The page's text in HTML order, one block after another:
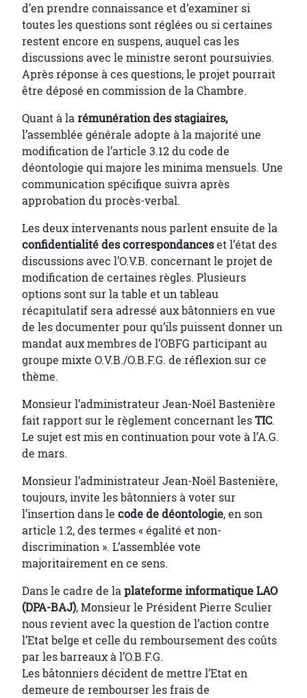
d’en prendre connaissance et d’examiner si
toutes les questions sont réglées ou si certaines
restent encore en suspens, auquel cas les
discussions avec le ministre seront poursuivies.
Après réponse à ces questions, le projet pourrait
être déposé en commission de la Chambre.
Quant à larémunération des stagiaires,
l’assemblée générale adopte à la majorité une
modification de l’article 3.12 du code de
déontologie qui majore les minima mensuels. Une
communication spécifique suivra après
approbation du procès-verbal.
Les deux intervenants nous parlent ensuite de la
confidentialité des correspondanceset l’état des
discussions avec l’O.V.B. concernant le projet de
modification de certaines règles. Plusieurs
options sont sur la table et un tableau
récapitulatif sera adressé aux bâtonniers en vue
de les documenter pour qu’ils puissent donner un
mandat aux membres de l’OBFG participant au
groupe mixte O.V.B./O.B.F.G. de réflexion sur ce
thème.
Monsieur l’administrateur Jean-Noël Bastenière
fait rapport sur le règlement concernant lesTIC.
Le sujet est mis en continuation pour vote à l’A.G.
de mars.
Monsieur l’administrateur Jean-Noël Bastenière,
toujours, invite les bâtonniers à voter sur
l’insertion dans le code de déontologie, en son
article 1.2, des termes « égalité et non-
discrimination ». L’assemblée vote
majoritairement en ce sens.
Dans le cadre de laplateforme informatique LAO
(DPA-BAJ), Monsieur le Président Pierre Sculier
nous revient avec la question de l’action contre
l’Etat belge et celle du remboursement des coûts
par les barreaux à l’O.B.F.G.
Les bâtonniers décident de mettre l’Etat en
demeure de rembourser les frais de